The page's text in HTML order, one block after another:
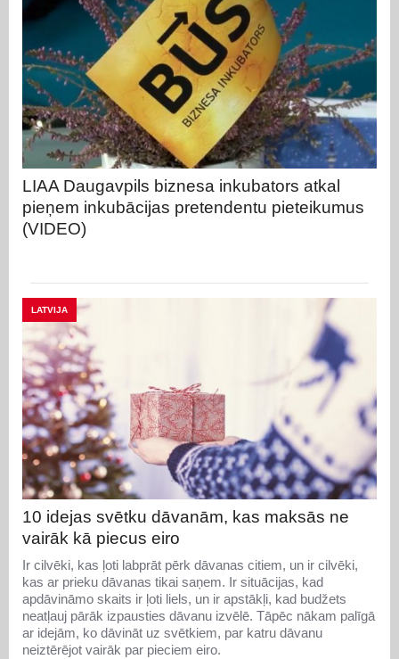
LIAA Daugavpils biznesa inkubators atkal
pieņem inkubācijas pretendentu pieteikumus
(VIDEO)
LATVIJA
10 idejas svētku dāvanām, kas maksās ne
vairāk kā piecus eiro
Ir cilvēki, kas ļoti labprāt pērk dāvanas citiem, un ir cilvēki,
kas ar prieku dāvanas tikai saņem. Ir situācijas, kad
apdāvināmo skaits ir ļoti liels, un ir apstākļi, kad budžets
neatļauj pārāk izpausties dāvanu izvēlē. Tāpēc nākam palīgā
ar idejām, ko dāvināt uz svētkiem, par katru dāvanu
neiztērējot vairāk par pieciem eiro.